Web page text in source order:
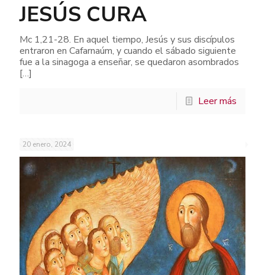
JESÚS CURA
Mc 1,21-28. En aquel tiempo, Jesús y sus discípulos
entraron en Cafarnaúm, y cuando el sábado siguiente
fue a la sinagoga a enseñar, se quedaron asombrados
[…]
Leer más
20 enero, 2024